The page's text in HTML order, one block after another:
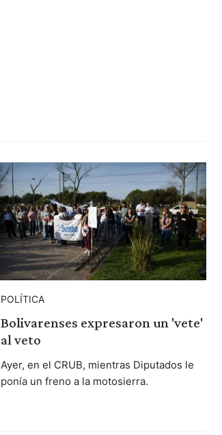
POLÍTICA
Bolivarenses expresaron un 'vete'
al veto
Ayer, en el CRUB, mientras Diputados le
ponía un freno a la motosierra.